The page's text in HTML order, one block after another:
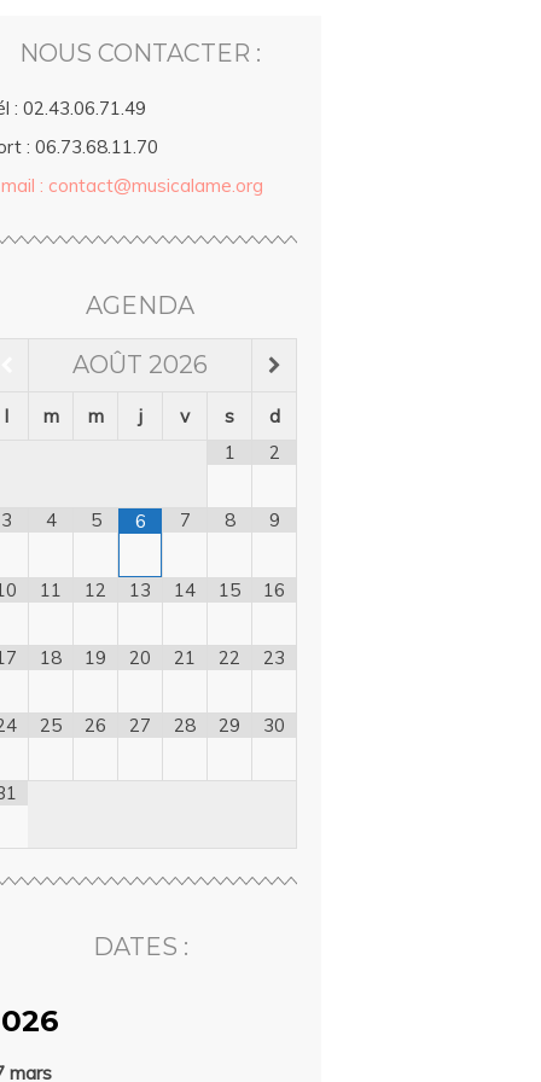
NOUS CONTACTER :
: 02.43.06.71.49
: 06.73.68.11.70
: contact@musicalame.org
AGENDA
AOÛT 2026
l m m j v s
d
1
2
3 4 5 6 7 8 9
11 12 13 14 15 16
18 19 20 21 22 23
25 26 27 28 29 30
DATES :
mars